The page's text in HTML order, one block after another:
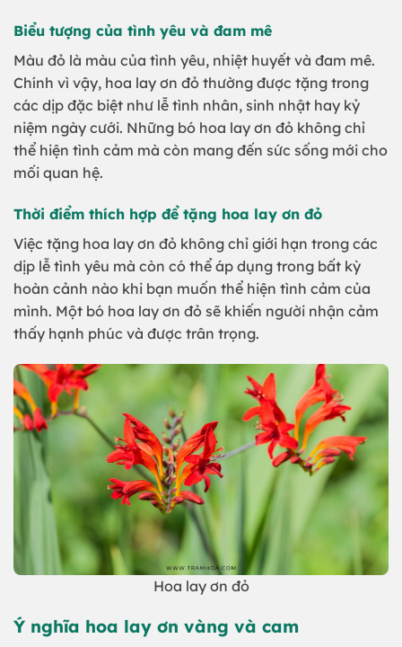
Biểu tượng của tình yêu và đam mê
Màu đỏ là màu của tình yêu, nhiệt huyết và đam mê.
Chính vì vậy, hoa lay ơn đỏ thường được tặng trong
các dịp đặc biệt như lễ tình nhân, sinh nhật hay kỷ
niệm ngày cưới. Những bó hoa lay ơn đỏ không chỉ
thể hiện tình cảm mà còn mang đến sức sống mới cho
mối quan hệ.
Thời điểm thích hợp để tặng hoa lay ơn đỏ
Việc tặng hoa lay ơn đỏ không chỉ giới hạn trong các
dịp lễ tình yêu mà còn có thể áp dụng trong bất kỳ
hoàn cảnh nào khi bạn muốn thể hiện tình cảm của
mình. Một bó hoa lay ơn đỏ sẽ khiến người nhận cảm
thấy hạnh phúc và được trân trọng.
Hoa lay ơn đỏ
Ý nghĩa hoa lay ơn vàng và cam